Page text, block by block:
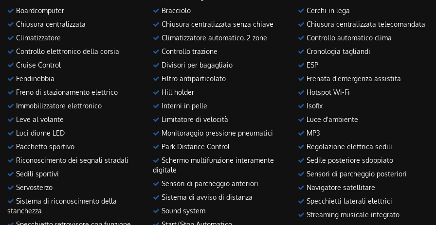
Boardcomputer
Chiusura centralizzata
Climatizzatore
Controllo elettronico della corsia
Cruise Control
Fendinebbia
Freno di stazionamento elettrico
Immobilizzatore elettronico
Leve al volante
Luci diurne LED
Pacchetto sportivo
Riconoscimento dei segnali stradali
Sedili sportivi
Servosterzo
Sistema di riconoscimento della
stanchezza
Bracciolo
Chiusura centralizzata senza chiave
Climatizzatore automatico, 2 zone
Controllo trazione
Divisori per bagagliaio
Filtro antiparticolato
Hill holder
Interni in pelle
Limitatore di velocità
Monitoraggio pressione pneumatici
Park Distance Control
Schermo multifunzione interamente
digitale
Sensori di parcheggio anteriori
Sistema di avviso di distanza
Sound system
Cerchi in lega
Chiusura centralizzata telecomandata
Controllo automatico clima
Cronologia tagliandi
ESP
Frenata d'emergenza assistita
Hotspot Wi-Fi
Isofix
Luce d'ambiente
MP3
Regolazione elettrica sedili
Sedile posteriore sdoppiato
Sensori di parcheggio posteriori
Navigatore satellitare
Specchietti laterali elettrici
Streaming musicale integrato